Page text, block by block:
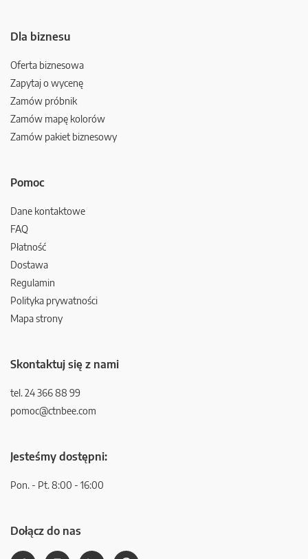
Dla biznesu
Oferta biznesowa
Zapytaj o wycenę
Zamów próbnik
Zamów mapę kolorów
Zamów pakiet biznesowy
Pomoc
Dane kontaktowe
FAQ
Płatność
Dostawa
Regulamin
Polityka prywatności
Mapa strony
Skontaktuj się z nami
tel. 24 366 88 99
pomoc@ctnbee.com
Jesteśmy dostępni:
Pon. - Pt. 8:00 - 16:00
Dołącz do nas